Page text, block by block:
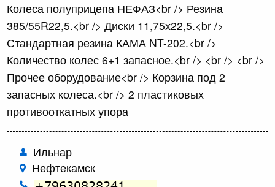
Колеса полуприцепа НЕФАЗ<br /> Резина
385/55R22,5.<br /> Диски 11,75х22,5.<br />
Стандартная резина КАМА NT-202.<br />
Количество колес 6+1 запасное.<br /> <br /> <br />
Прочее оборудование<br /> Корзина под 2
запасных колеса.<br /> 2 пластиковых
противооткатных упора
Ильнар
Нефтекамск